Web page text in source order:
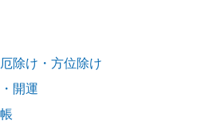
除け・方位除け
開運